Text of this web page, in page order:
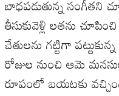
బాధపడుతున్నసంగీతని
తీసుకువెళ్లిలతను చూపించి
చేతులను గట్టిగాపట్టుకున్న
రోజుల నుంచి ఆమె
రూపంలో బయటకు